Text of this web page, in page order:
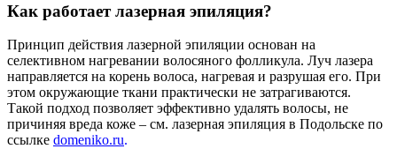
Как работает лазерная эпиляция?
Принцип действия лазерной эпиляции основан на
селективном нагревании волосяного фолликула. Луч лазера
направляется на корень волоса, нагревая и разрушая его. При
этом окружающие ткани практически не затрагиваются.
Такой подход позволяет эффективно удалять волосы, не
причиняя вреда коже – см. лазерная эпиляция в Подольске по
ссылке domeniko.ru.